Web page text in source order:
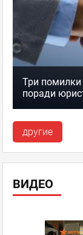
Три помилки
поради
другие
ВИДЕО